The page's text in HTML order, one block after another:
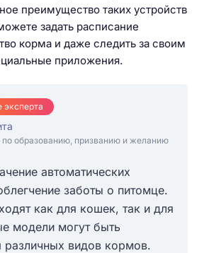
преимущество таких устройств
задать расписание
корма и даже следить за своим
приложения.
эксперта
по образованию, призванию и желанию
автоматических
заботы о питомце.
как для кошек, так и для
модели могут быть
различных видов кормов.